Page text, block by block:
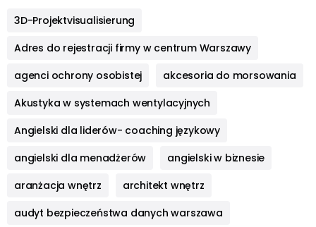
3D-Projektvisualisierung
Adres do rejestracji firmy w centrum Warszawy
agenci ochrony osobistej
akcesoria do morsowania
Akustyka w systemach wentylacyjnych
Angielski dla liderów- coaching językowy
angielski dla menadżerów
angielski w biznesie
aranżacja wnętrz
architekt wnętrz
audyt bezpieczeństwa danych warszawa